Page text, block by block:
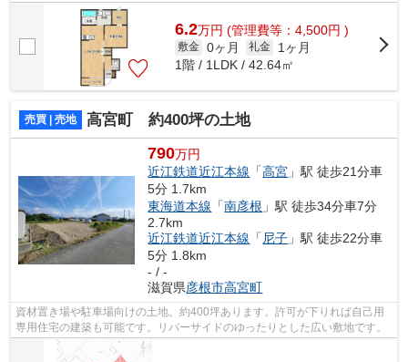
ッチン、追炊きや浴室乾燥機付き。サンル...
6.2万円 (管理費等：4,500円 )
敷金 0ヶ月 礼金
1ヶ月
1階 / 1LDK / 42.64㎡
売買 | 売地 高宮町 約400坪の土地
790万円
近江鉄道近江本線 「高宮 」駅 徒歩21分車
5分 1.7km
東海道本線 「南彦根 」駅 徒歩34分車7分
2.7km
近江鉄道近江本線 「 尼子 」駅 徒歩22分車
5分 1.8km
- / -
滋賀県彦根市高宮町
資材置き場や駐車場向けの土地。約400坪あります。許可が下りれば自己用
専用住宅の建築も可能です。リバーサイドのゆったりとした広い敷地です。